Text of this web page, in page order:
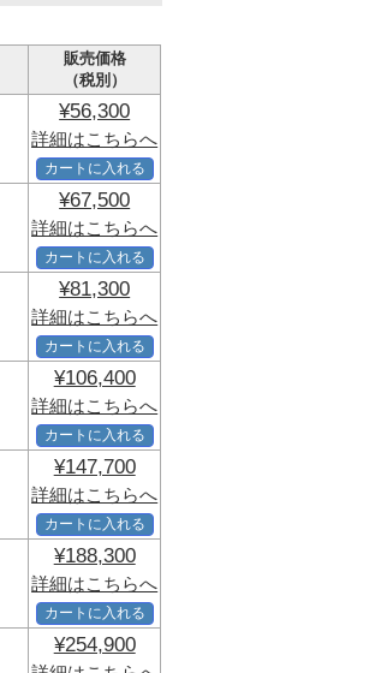
販売価格
（税別）
¥56,300
詳細はこちらへ
カートに入れる
¥67,500
詳細はこちらへ
カートに入れる
¥81,300
詳細はこちらへ
カートに入れる
¥106,400
詳細はこちらへ
カートに入れる
¥147,700
詳細はこちらへ
カートに入れる
¥188,300
詳細はこちらへ
カートに入れる
¥254,900